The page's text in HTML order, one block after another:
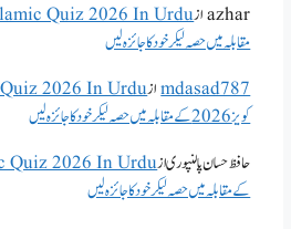
azharاز
مقابلہ میں حصہ لیکر خود کا جائزہ لیں
mdasad787از
کویز 2026 کے مقابلہ میں حصہ لیکر خود کا جائزہ لیں
حافظ حسان پالنپوریاز
کے مقابلہ میں حصہ لیکر خود کا جائزہ لیں